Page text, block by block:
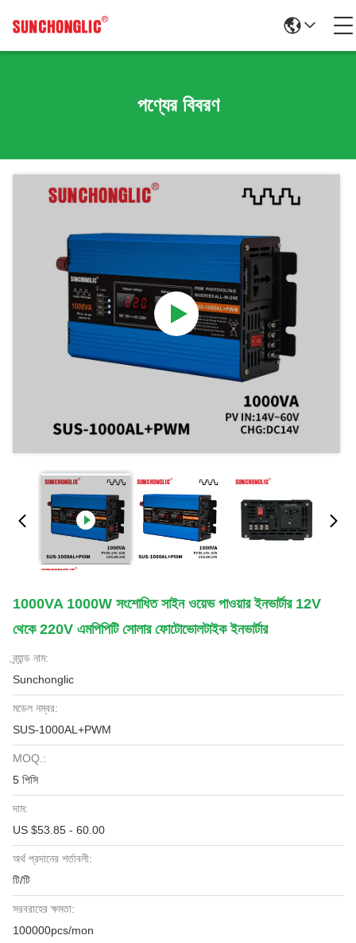
পণ্যের বিবরণ
1000VA 1000W সংশোধিত সাইন ওয়েভ পাওয়ার ইনভার্টার 12V
থেকে 220V এমপিপিটি সোলার ফোটোভোলটাইক ইনভার্টার
ব্র্যান্ড নাম:
Sunchonglic
মডেল নম্বর:
SUS-1000AL+PWM
MOQ.:
5 পিসি
দাম:
US $53.85 - 60.00
অর্থ প্রদানের শর্তাবলী:
টি/টি
সরবরাহের ক্ষমতা:
100000pcs/mon